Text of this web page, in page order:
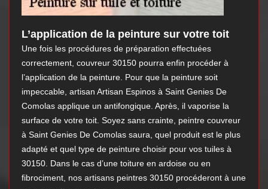
L’application de la peinture sur votre toit
Une fois les procédures de préparation effectuées
correctement, couvreur 30150 pourra enfin procéder à
l’application de la peinture. Pour que la peinture soit
impeccable, artisan Artisan Espinos à Saint Genies De
Comolas applique un antifongique. Après, il vaporise la
surface de votre toit. Soyez sans crainte, peintre couvreur
à Saint Genies De Comolas saura, quel produit est le plus
adapté et quel type de peinture choisir pour vos tuiles à
30150. Dans le cas d’une toiture en ardoise ou en
fibrociment, nos artisans peintres 30150 procéderont à une